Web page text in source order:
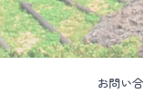
お問い